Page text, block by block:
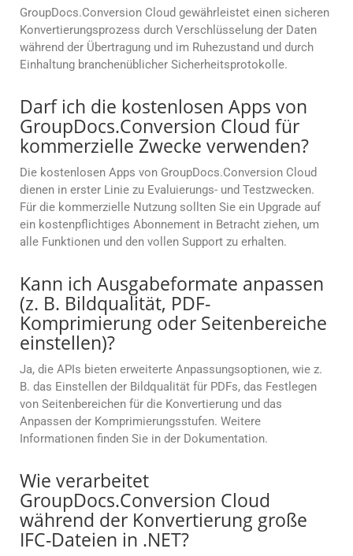
GroupDocs.Conversion Cloud gewährleistet einen sicheren
Konvertierungsprozess durch Verschlüsselung der Daten
während der Übertragung und im Ruhezustand und durch
Einhaltung branchenüblicher Sicherheitsprotokolle.
Darf ich die kostenlosen Apps von
GroupDocs.Conversion Cloud für
kommerzielle Zwecke verwenden?
Die kostenlosen Apps von GroupDocs.Conversion Cloud
dienen in erster Linie zu Evaluierungs- und Testzwecken.
Für die kommerzielle Nutzung sollten Sie ein Upgrade auf
ein kostenpflichtiges Abonnement in Betracht ziehen, um
alle Funktionen und den vollen Support zu erhalten.
Kann ich Ausgabeformate anpassen
(z. B. Bildqualität, PDF-
Komprimierung oder Seitenbereiche
einstellen)?
Ja, die APIs bieten erweiterte Anpassungsoptionen, wie z.
B. das Einstellen der Bildqualität für PDFs, das Festlegen
von Seitenbereichen für die Konvertierung und das
Anpassen der Komprimierungsstufen. Weitere
Informationen finden Sie in der Dokumentation.
Wie verarbeitet
GroupDocs.Conversion Cloud
während der Konvertierung große
IFC-Dateien in .NET?